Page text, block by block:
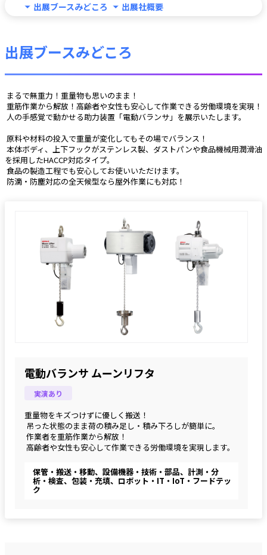
出展ブースみどころ 出展社概要
出展ブースみどころ
まるで無重力！重量物も思いのまま！
重筋作業から解放！高齢者や女性も安心して作業できる労働環境を実現！
人の手感覚で動かせる助力装置「電動バランサ」を展示いたします。
原料や材料の投入で重量が変化してもその場でバランス！
を採用したHACCP対応タイプ。
食品の製造工程でも安心してお使いいただけます。
防滴・防塵対応の全天候型なら屋外作業にも対応！
電動バランサ ムーンリフタ
実演あり
重量物をキズつけずに優しく搬送！
吊った状態のまま荷の積み足し・積み下ろしが簡単に。
作業者を重筋作業から解放！
高齢者や女性も安心して作業できる労働環境を実現します。
保管・搬送・移動、設備機器・技術・部品、計測・分
析・検査、包装・充填、ロボット・IT・IoT・フードテッ
ク